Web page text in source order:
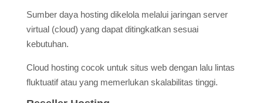
Sumber daya hosting dikelola melalui jaringan server
virtual (cloud) yang dapat ditingkatkan sesuai
kebutuhan.
Cloud hosting cocok untuk situs web dengan lalu lintas
fluktuatif atau yang memerlukan skalabilitas tinggi.